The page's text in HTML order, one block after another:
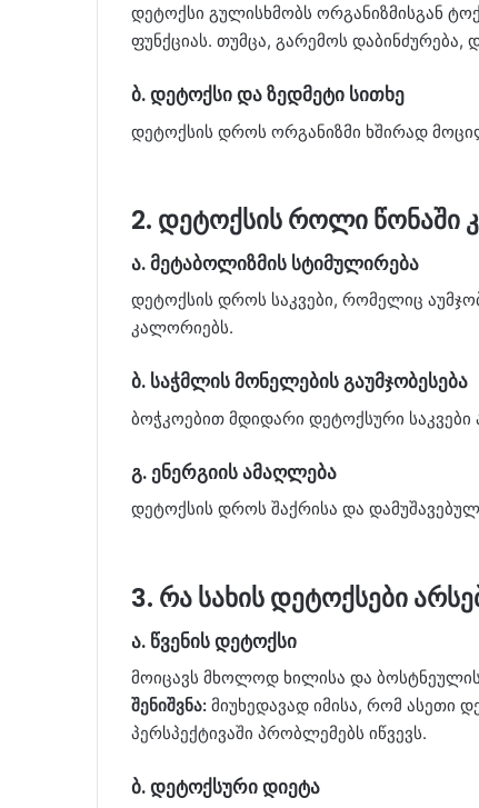
დეტოქსი გულისხმობს ორგანიზმისგან
ფუნქციას. თუმცა, გარემოს დაბინძურება,
ბ. დეტოქსი და ზედმეტი სითხე
დეტოქსის დროს ორგანიზმი ხშირად
2. დეტოქსის როლი წონაში
ა. მეტაბოლიზმის სტიმულირება
დეტოქსის დროს საკვები, რომელიც
კალორიებს.
ბ. საჭმლის მონელების გაუმჯობესება
ბოჭკოებით მდიდარი დეტოქსური
გ. ენერგიის ამაღლება
დეტოქსის დროს შაქრისა და
3. რა სახის დეტოქსები
ა. წვენის დეტოქსი
მოიცავს მხოლოდ ხილისა და ბოსტნეულის
შენიშვნა: მიუხედავად იმისა, რომ ასეთი
პერსპექტივაში პრობლემებს იწვევს.
ბ. დეტოქსური დიეტა